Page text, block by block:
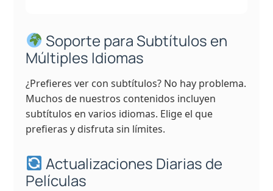
Soporte para Subtítulos en
Múltiples Idiomas
¿Prefieres ver con subtítulos? No hay problema.
Muchos de nuestros contenidos incluyen
subtítulos en varios idiomas. Elige el que
prefieras y disfruta sin límites.
Actualizaciones Diarias de
Películas